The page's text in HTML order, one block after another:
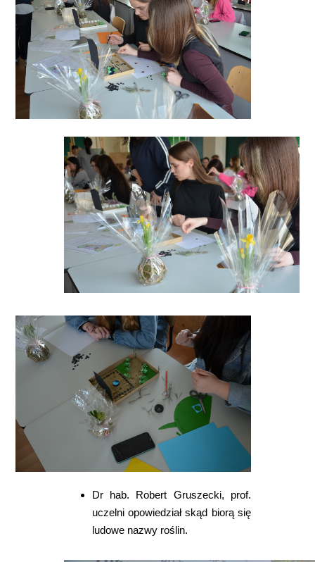
Dr hab. Robert Gruszecki, prof.
uczelni opowiedział skąd biorą się
ludowe nazwy roślin.